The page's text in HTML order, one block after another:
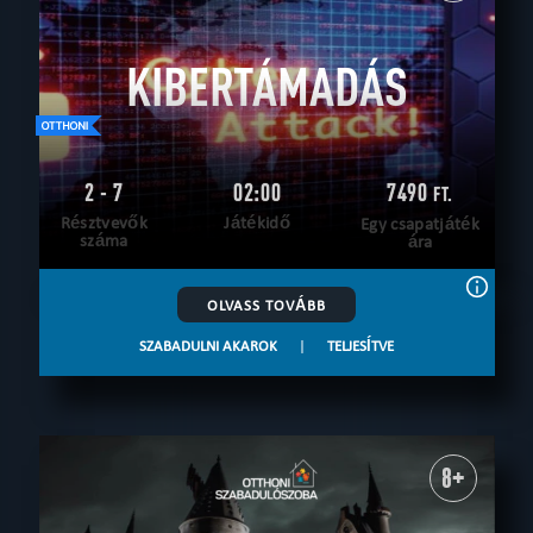
KIBERTÁMADÁS
2 - 7
Résztvevők
száma
02:00
Játékidő
7490FT.
Egy csapatjáték
ára
OLVASS TOVÁBB
SZABADULNI AKAROK | TELJESÍTVE
8+